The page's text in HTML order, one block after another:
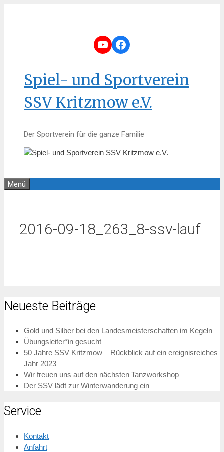
YouTube
Facebook
Spiel- und Sportverein
SSV Kritzmow e.V.
Der Sportverein für die ganze Familie
Menü
2016-09-18_263_8-ssv-lauf
Neueste Beiträge
Gold und Silber bei den Landesmeisterschaften im Kegeln
Übungsleiter*in gesucht
50 Jahre SSV Kritzmow – Rückblick auf ein ereignisreiches
Jahr 2023
Wir freuen uns auf den nächsten Tanzworkshop
Der SSV lädt zur Winterwanderung ein
Service
Kontakt
Anfahrt